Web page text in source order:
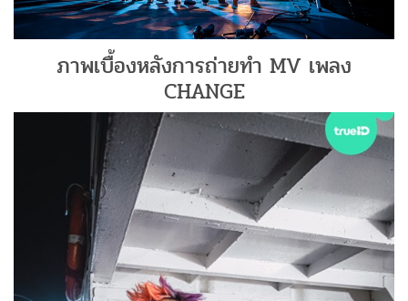
ภาพเบื้องหลังการถ่ายทำ MV เพลง
CHANGE